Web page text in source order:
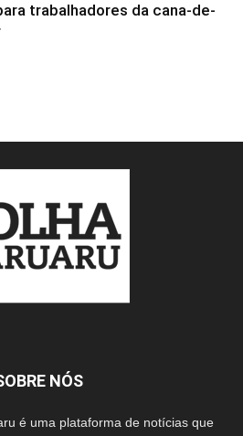
trabalhadores da cana-de-
NÓS
é uma plataforma de notícias que